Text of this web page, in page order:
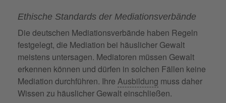
Ethische Standards der Mediationsverbände
Die deutschen Mediationsverbände haben Regeln
festgelegt, die Mediation bei häuslicher Gewalt
meistens untersagen. Mediatoren müssen Gewalt
erkennen können und dürfen in solchen Fällen keine
Mediation durchführen. Ihre Ausbildung muss daher
Wissen zu häuslicher Gewalt einschließen.